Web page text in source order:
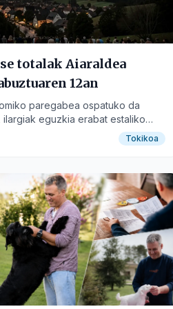
totalak Aiaraldea
12an
paregabea ospatuko da
ilargiak eguzkia erabat estaliko
Tokikoa